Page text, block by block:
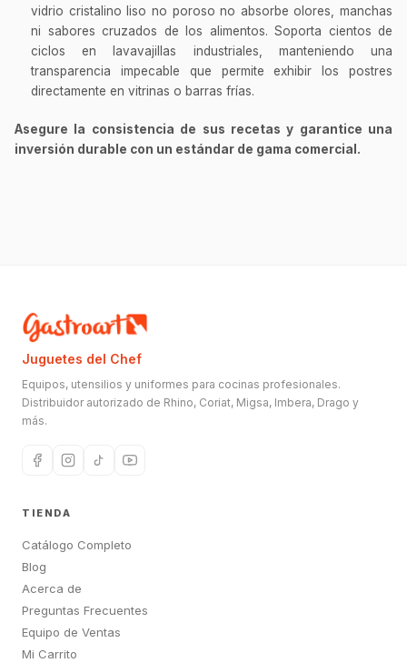
vidrio cristalino liso no poroso no absorbe olores, manchas
ni sabores cruzados de los alimentos. Soporta cientos de
ciclos en lavavajillas industriales, manteniendo una
transparencia impecable que permite exhibir los postres
directamente en vitrinas o barras frías.
Asegure la consistencia de sus recetas y garantice una
inversión durable con un estándar de gama comercial.
Juguetes del Chef
Equipos, utensilios y uniformes para cocinas profesionales.
Distribuidor autorizado de Rhino, Coriat, Migsa, Imbera, Drago y
más.
TIENDA
Catálogo Completo
Blog
Acerca de
Preguntas Frecuentes
Equipo de Ventas
Mi Carrito